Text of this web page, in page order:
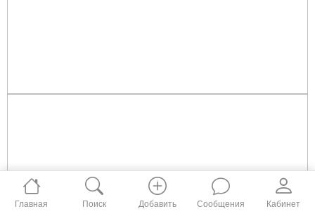
Главная Поиск Добавить Сообщения Кабинет